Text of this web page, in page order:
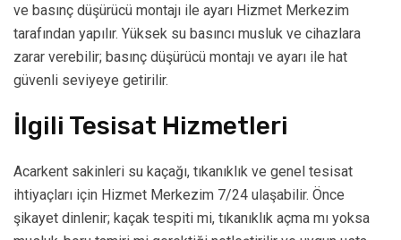
ve basınç düşürücü montajı ile ayarı Hizmet Merkezim
tarafından yapılır. Yüksek su basıncı musluk ve cihazlara
zarar verebilir; basınç düşürücü montajı ve ayarı ile hat
güvenli seviyeye getirilir.
İlgili Tesisat Hizmetleri
Acarkent sakinleri su kaçağı, tıkanıklık ve genel tesisat
ihtiyaçları için Hizmet Merkezim 7/24 ulaşabilir. Önce
şikayet dinlenir; kaçak tespiti mi, tıkanıklık açma mı yoksa